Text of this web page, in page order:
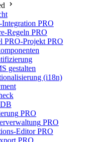
PRO
Regeln PRO
PRO-Projekt PRO
gestalten
(i18n)
PRO
PRO
Editor PRO
PRO